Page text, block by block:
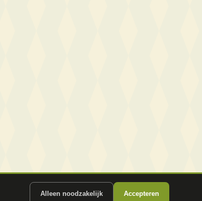
Alleen noodzakelijk Accepteren